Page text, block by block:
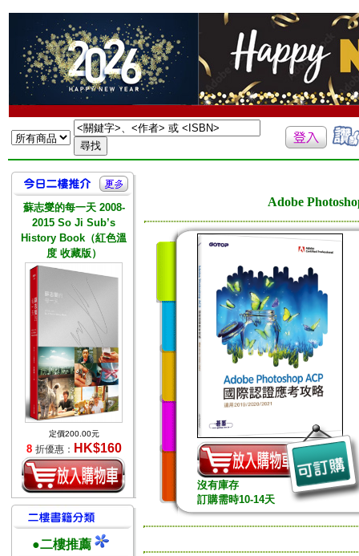
蘇志燮的每一天 2008-
2015 So Ji Sub’s
History Book（紅色溫
度 收藏版）
定價200.00元
8 折優惠： HK$160
●二樓推薦
Adobe
沒有庫存
訂購需時10-14天